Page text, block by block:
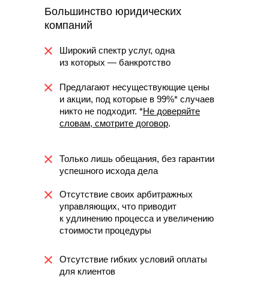
Отсутствие гибких условий оплаты
для клиентов
Отсутствие своих арбитражных
управляющих, что приводит
к удлинению процесса и увеличению
стоимости процедуры
Большинство юридических
компаний
Только лишь обещания, без гарантии
успешного исхода дела
Предлагают несуществующие цены
и акции, под которые в 99%* случаев
никто не подходит. *Не доверяйте
словам, смотрите договор.
Широкий спектр услуг, одна
из которых — банкротство